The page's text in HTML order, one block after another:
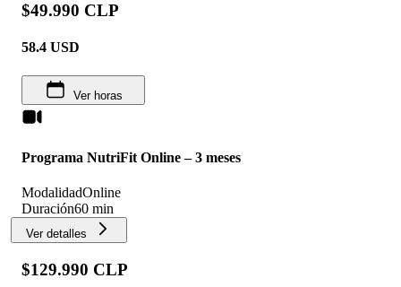
$49.990 CLP
58.4 USD
Ver horas
Programa NutriFit Online – 3 meses
ModalidadOnline
Duración60 min
Ver detalles
$129.990 CLP